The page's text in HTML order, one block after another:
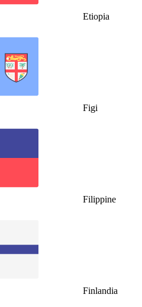
Etiopia
Figi
Filippine
Finlandia